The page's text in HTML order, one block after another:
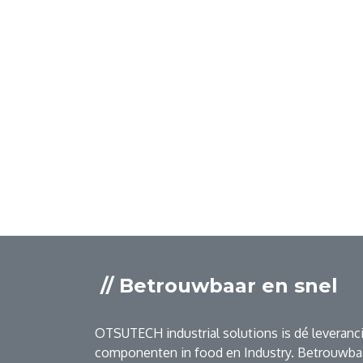
// Betrouwbaar en snel
OTSUTECH industrial solutions is dé
componenten in food en Industry.